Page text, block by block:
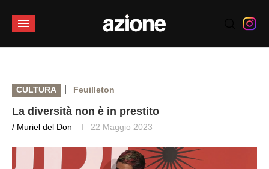
CULTURA | Feuilleton
La diversità non è in prestito
/ Muriel del Don 22 Maggio 2023